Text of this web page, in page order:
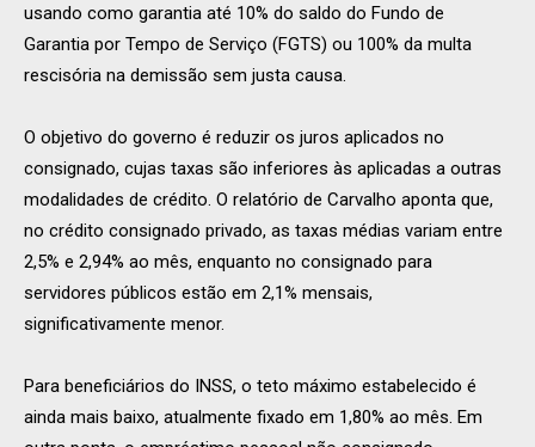
usando como garantia até 10% do saldo do Fundo de
Garantia por Tempo de Serviço (FGTS) ou 100% da multa
rescisória na demissão sem justa causa.
O objetivo do governo é reduzir os juros aplicados no
consignado, cujas taxas são inferiores às aplicadas a outras
modalidades de crédito. O relatório de Carvalho aponta que,
no crédito consignado privado, as taxas médias variam entre
2,5% e 2,94% ao mês, enquanto no consignado para
servidores públicos estão em 2,1% mensais,
significativamente menor.
Para beneficiários do INSS, o teto máximo estabelecido é
ainda mais baixo, atualmente fixado em 1,80% ao mês. Em